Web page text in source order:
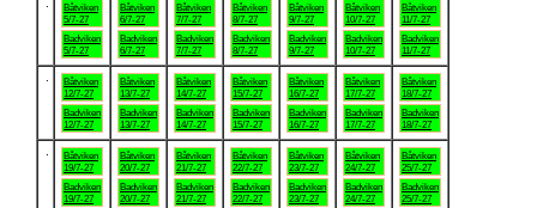
Båtviken
5/7-27
Badviken
5/7-27
Båtviken
6/7-27
Badviken
6/7-27
Båtviken
7/7-27
Badviken
7/7-27
Båtviken
8/7-27
Badviken
8/7-27
Båtviken
9/7-27
Badviken
9/7-27
Båtviken
10/7-27
Badviken
10/7-27
Båtviken
11/7-27
Badviken
11/7-27
Båtviken
12/7-27
Badviken
12/7-27
Båtviken
13/7-27
Badviken
13/7-27
Båtviken
14/7-27
Badviken
14/7-27
Båtviken
15/7-27
Badviken
15/7-27
Båtviken
16/7-27
Badviken
16/7-27
Båtviken
17/7-27
Badviken
17/7-27
Båtviken
18/7-27
Badviken
18/7-27
Båtviken
19/7-27
Badviken
19/7-27
Båtviken
20/7-27
Badviken
20/7-27
Båtviken
21/7-27
Badviken
21/7-27
Båtviken
22/7-27
Badviken
22/7-27
Båtviken
23/7-27
Badviken
23/7-27
Båtviken
24/7-27
Badviken
24/7-27
Båtviken
25/7-27
Badviken
25/7-27